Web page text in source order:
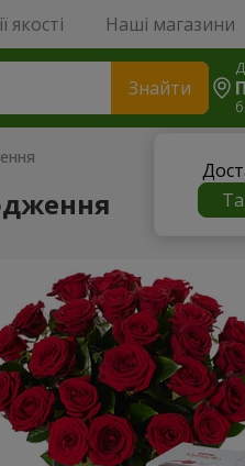
якості Наші магазини
Знайти